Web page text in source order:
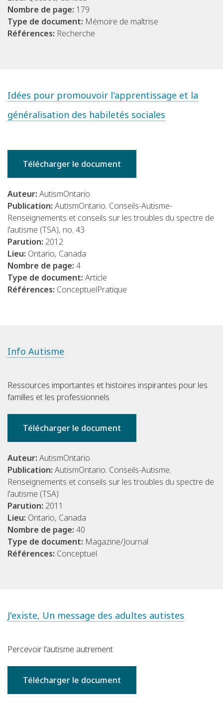
Nombre de page: 179
Type de document: Mémoire de maîtrise
Références: Recherche
Idées pour promouvoir l'apprentissage et la
généralisation des habiletés sociales
Télécharger le document
Auteur: AutismOntario
Publication: AutismOntario. Conseils-Autisme-
Renseignements et conseils sur les troubles du spectre de
l'autisme (TSA), no. 43
Parution: 2012
Lieu: Ontario, Canada
Nombre de page: 4
Type de document: Article
Références: ConceptuelPratique
Info Autisme
Ressources importantes et histoires inspirantes pour les
familles et les professionnels
Télécharger le document
Auteur: AutismOntario
Publication: AutismOntario. Conseils-Autisme.
Renseignements et conseils sur les troubles du spectre de
l'autisme (TSA)
Parution: 2011
Lieu: Ontario, Canada
Nombre de page: 40
Type de document: Magazine/Journal
Références: Conceptuel
J'existe, Un message des adultes autistes
Percevoir l'autisme autrement
Télécharger le document